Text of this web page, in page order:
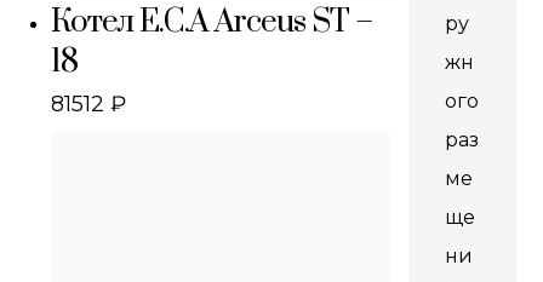
Котел E.C.A Arceus ST –
18
81512₽
ру
жн
ого
раз
ме
ще
ни